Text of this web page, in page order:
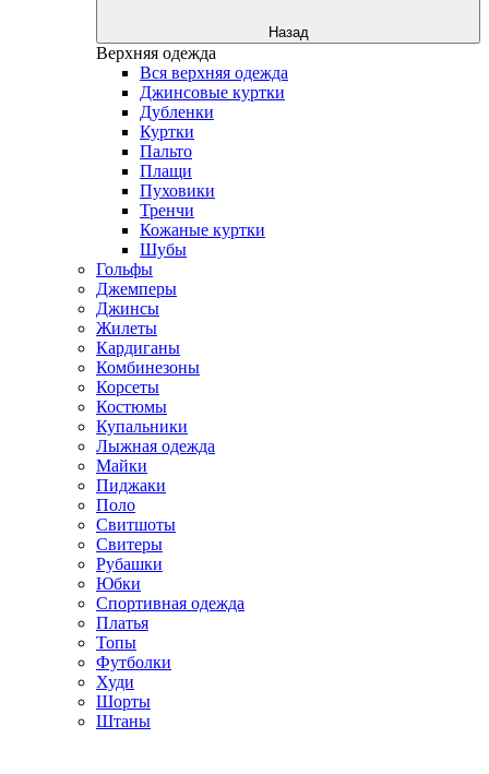
Назад
Верхняя одежда
Вся верхняя одежда
Джинсовые куртки
Дубленки
Куртки
Пальто
Плащи
Пуховики
Тренчи
Кожаные куртки
Шубы
Гольфы
Джемперы
Джинсы
Жилеты
Кардиганы
Комбинезоны
Корсеты
Костюмы
Купальники
Лыжная одежда
Майки
Пиджаки
Поло
Свитшоты
Свитеры
Рубашки
Юбки
Спортивная одежда
Платья
Топы
Футболки
Худи
Шорты
Штаны